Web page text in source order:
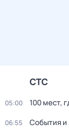
СТС
05:00 100 мест,
06:55 События и